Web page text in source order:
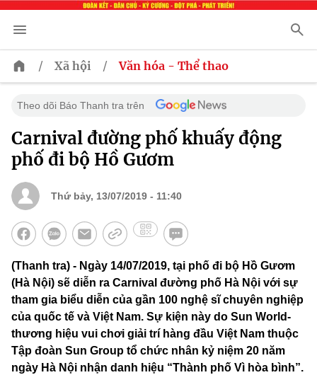
/ Xã hội / Văn hóa - Thể thao
Theo dõi Báo Thanh tra trên
Carnival đường phố khuấy động
phố đi bộ Hồ Gươm
Thứ bảy, 13/07/2019 - 11:40
(Thanh tra) - Ngày 14/07/2019, tại phố đi bộ Hồ Gươm
(Hà Nội) sẽ diễn ra Carnival đường phố Hà Nội với sự
tham gia biểu diễn của gần 100 nghệ sĩ chuyên nghiệp
của quốc tế và Việt Nam. Sự kiện này do Sun World-
thương hiệu vui chơi giải trí hàng đầu Việt Nam thuộc
Tập đoàn Sun Group tổ chức nhân kỷ niệm 20 năm
ngày Hà Nội nhận danh hiệu “Thành phố Vì hòa bình”.